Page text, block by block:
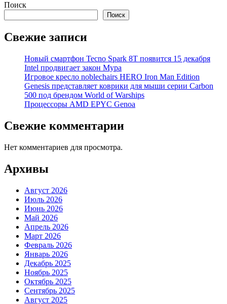
Поиск
Поиск
Свежие записи
Новый смартфон Tecno Spark 8T появится 15 декабря
Intel продвигает закон Мура
Игровое кресло noblechairs HERO Iron Man Edition
Genesis представляет коврики для мыши серии Carbon
500 под брендом World of Warships
Процессоры AMD EPYC Genoa
Свежие комментарии
Нет комментариев для просмотра.
Архивы
Август 2026
Июль 2026
Июнь 2026
Май 2026
Апрель 2026
Март 2026
Февраль 2026
Январь 2026
Декабрь 2025
Ноябрь 2025
Октябрь 2025
Сентябрь 2025
Август 2025